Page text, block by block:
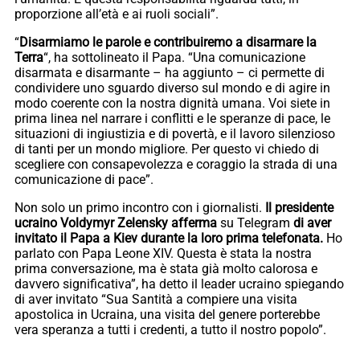
proporzione all’età e ai ruoli sociali”.
“Disarmiamo le parole e contribuiremo a disarmare la
Terra“, ha sottolineato il Papa. “Una comunicazione
disarmata e disarmante – ha aggiunto – ci permette di
condividere uno sguardo diverso sul mondo e di agire in
modo coerente con la nostra dignità umana. Voi siete in
prima linea nel narrare i conflitti e le speranze di pace, le
situazioni di ingiustizia e di povertà, e il lavoro silenzioso
di tanti per un mondo migliore. Per questo vi chiedo di
scegliere con consapevolezza e coraggio la strada di una
comunicazione di pace”.
Non solo un primo incontro con i giornalisti. Il presidente
ucraino Voldymyr Zelensky afferma su Telegram di aver
invitato il Papa a Kiev durante la loro prima telefonata. Ho
parlato con Papa Leone XIV. Questa è stata la nostra
prima conversazione, ma è stata già molto calorosa e
davvero significativa”, ha detto il leader ucraino spiegando
di aver invitato “Sua Santità a compiere una visita
apostolica in Ucraina, una visita del genere porterebbe
vera speranza a tutti i credenti, a tutto il nostro popolo”.